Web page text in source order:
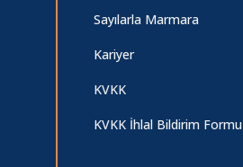
Sayılarla Marmara
Kariyer
KVKK
KVKK İhlal Bildirim Formu